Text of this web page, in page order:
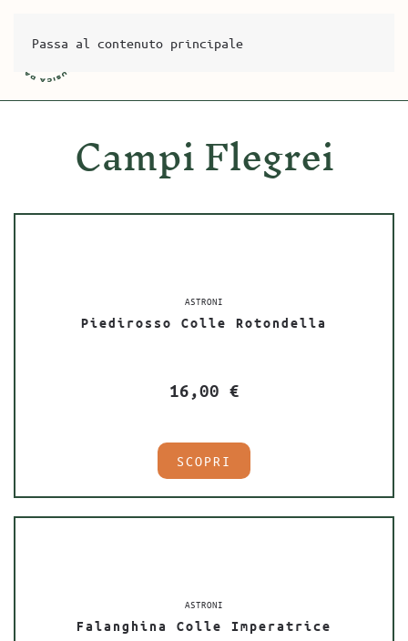
Passa al contenuto principale
Campi Flegrei
ASTRONI
Piedirosso Colle Rotondella
16,00 €
SCOPRI
ASTRONI
Falanghina Colle Imperatrice